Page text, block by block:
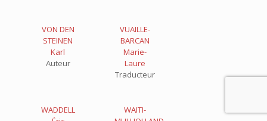
VON DEN
STEINEN
Karl
Auteur
VUAILLE-
BARCAN
Marie-
Laure
Traducteur
WADDELL
WAITI-